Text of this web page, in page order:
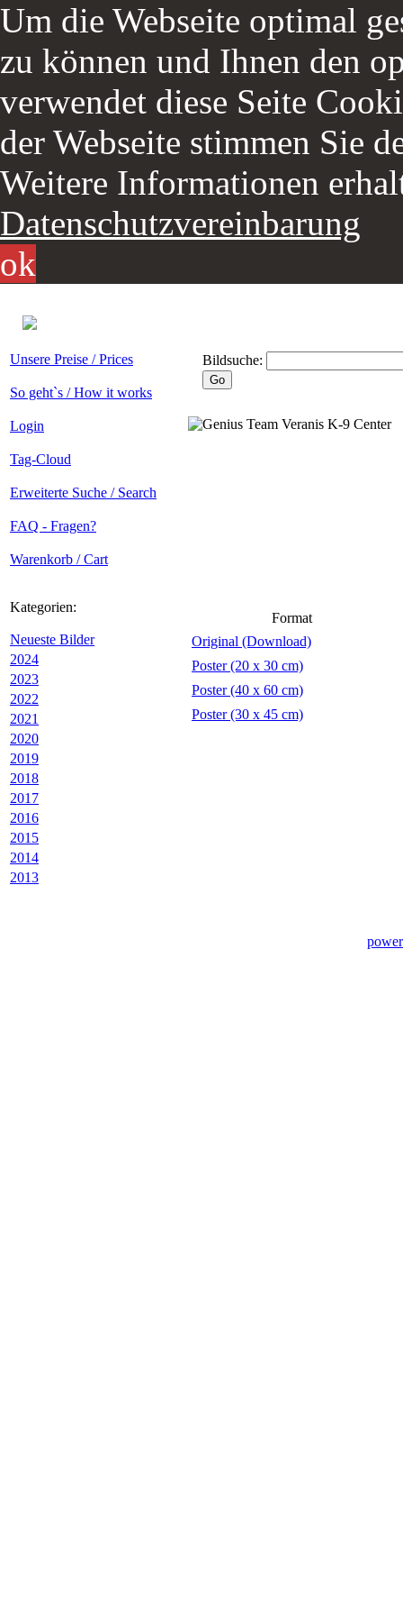
Um die Webseite optimal
zu können und Ihnen den
verwendet diese Seite
der Webseite stimmen Sie
Weitere Informationen
Datenschutzvereinbarung
ok
Unsere Preise / Prices
So geht`s / How it works
Login
Tag-Cloud
Erweiterte Suche / Search
FAQ - Fragen?
Warenkorb / Cart
Kategorien:
Neueste Bilder
2024
2023
2022
2021
2020
2019
2018
2017
2016
2015
2014
2013
Bildsuche:
Format
Original (Download)
Poster (20 x 30 cm)
Poster (40 x 60 cm)
Poster (30 x 45 cm)